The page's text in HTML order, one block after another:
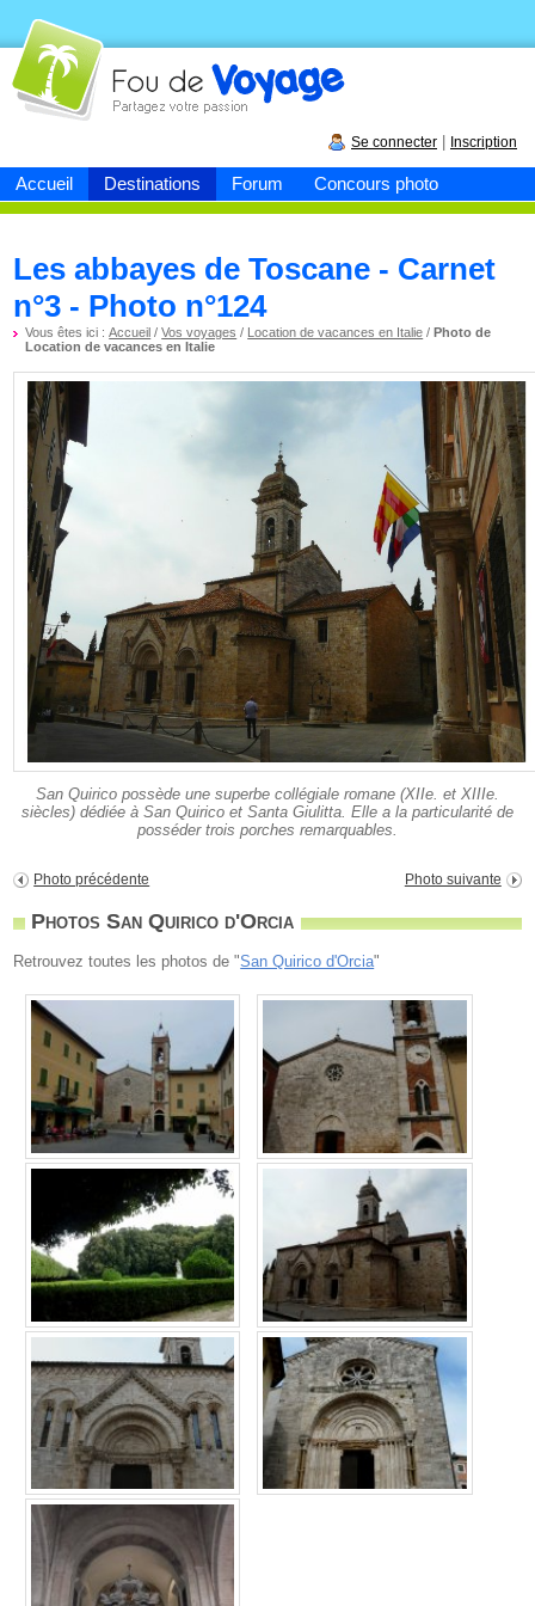
Accueil Destinations Forum Concours photo
Fou devoyage
Se connecter Inscription
Les abbayes de Toscane - Carnet
n°3 - Photo n°124
Vous êtes ici :Accueil /Vos voyages / Location de vacances en Italie /Photo de
Location de vacances en Italie
San Quirico possède une superbe collégiale romane (XIIe. et XIIIe.
siècles) dédiée à San Quirico et Santa Giulitta. Elle a la particularité de
posséder trois porches remarquables.
Photo précédente Photo suivante
Photos San Quirico d'Orcia
Retrouvez toutes les photos de "San Quirico d'Orcia"